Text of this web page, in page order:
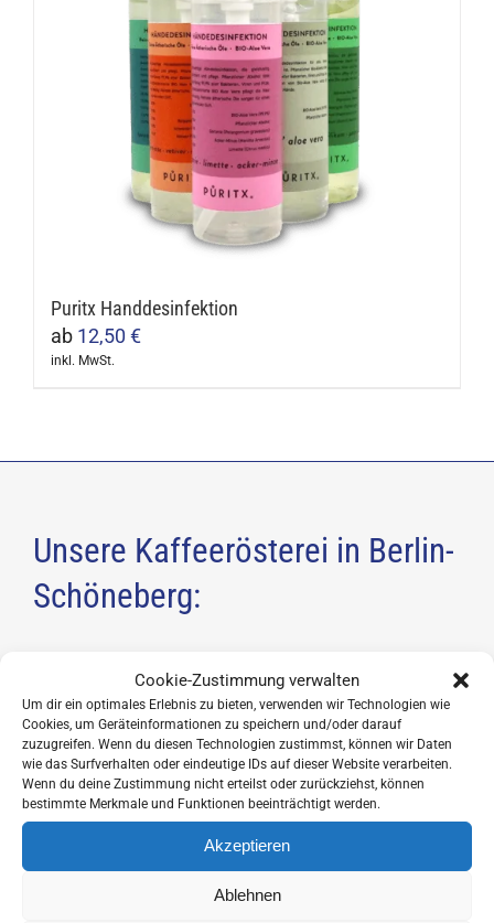
Cookie-Zustimmung verwalten
Um dir ein optimales Erlebnis zu bieten, verwenden wir Technologien wie
Cookies, um Geräteinformationen zu speichern und/oder darauf
zuzugreifen. Wenn du diesen Technologien zustimmst, können wir Daten
wie das Surfverhalten oder eindeutige IDs auf dieser Website verarbeiten.
Wenn du deine Zustimmung nicht erteilst oder zurückziehst, können
bestimmte Merkmale und Funktionen beeinträchtigt werden.
Akzeptieren
Ablehnen
Puritx Handdesinfektion
ab 12,50 €
inkl. MwSt.
auf.
Die
Optionen
Produktseite
gewählt
werden
Unsere Kaffeerösterei in Berlin-
Schöneberg:
Fritz-Reuter-Straße 13, 10827 Berlin.
Mo-Fr, 7-18 Uhr
Sa, So & an Feiertagen, 9-18 Uhr
Mobil: +49 171 4273077